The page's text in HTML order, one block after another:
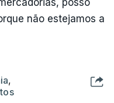
não estejamos a
,